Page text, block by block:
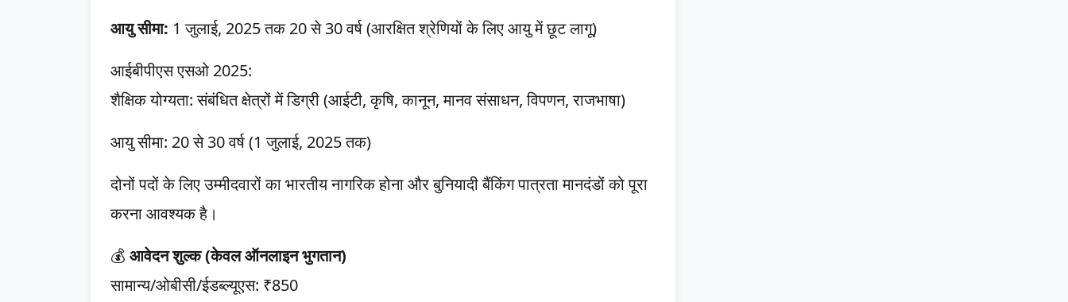
आयु सीमा: 1 जुलाई, 2025 तक 20 से 30 वर्ष (आरक्षित श्रेणियों के लिए आयु में छूट लागू)
आईबीपीएस एसओ 2025:
शैक्षिक योग्यता: संबंधित क्षेत्रों में डिग्री (आईटी, कृषि, कानून, मानव संसाधन, विपणन, राजभाषा)
आयु सीमा: 20 से 30 वर्ष (1 जुलाई, 2025 तक)
दोनों पदों के लिए उम्मीदवारों का भारतीय नागरिक होना और बुनियादी बैंकिंग पात्रता मानदंडों को पूरा
करना आवश्यक है।
💰 आवेदन शुल्क (केवल ऑनलाइन भुगतान)
सामान्य/ओबीसी/ईडब्ल्यूएस: ₹850